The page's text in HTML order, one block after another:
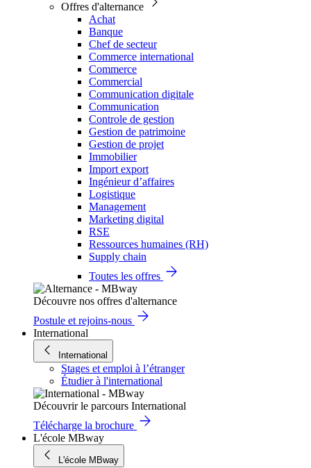
Offres d'alternance
Achat
Banque
Chef de secteur
Commerce international
Commerce
Commercial
Communication digitale
Communication
Controle de gestion
Gestion de patrimoine
Gestion de projet
Immobilier
Import export
Ingénieur d’affaires
Logistique
Management
Marketing digital
RSE
Ressources humaines (RH)
Supply chain
Toutes les offres
Découvre nos offres d'alternance
Postule et rejoins-nous
International
International
Stages et emploi à l’étranger
Étudier à l'international
Découvrir le parcours International
Télécharge la brochure
L'école MBway
L'école MBway